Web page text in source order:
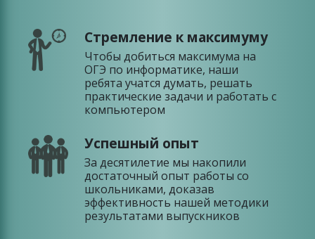
Стремление к максимуму
Чтобы добиться максимума на
ОГЭ по информатике, наши
ребята учатся думать, решать
практические задачи и работать с
компьютером
Успешный опыт
За десятилетие мы накопили
достаточный опыт работы со
школьниками, доказав
эффективность нашей методики
результатами выпускников